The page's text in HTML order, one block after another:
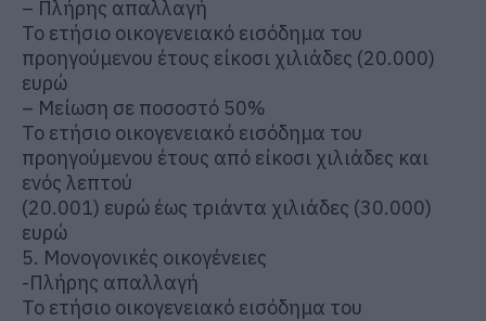
– Πλήρης απαλλαγή
Το ετήσιο οικογενειακό εισόδημα του
προηγούμενου έτους είκοσι χιλιάδες (20.000)
ευρώ
– Μείωση σε ποσοστό 50%
Το ετήσιο οικογενειακό εισόδημα του
προηγούμενου έτους από είκοσι χιλιάδες και
ενός λεπτού
(20.001) ευρώ έως τριάντα χιλιάδες (30.000)
ευρώ
5. Μονογονικές οικογένειες
-Πλήρης απαλλαγή
Το ετήσιο οικογενειακό εισόδημα του